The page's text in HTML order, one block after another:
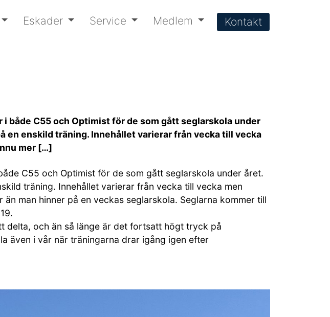
Eskader Service Medlem Kontakt
både C55 och Optimist för de som gått seglarskola under
en enskild träning. Innehållet varierar från vecka till vecka
mer […]
C55 och Optimist för de som gått seglarskola under året.
träning. Innehållet varierar från vecka till vecka men
man hinner på en veckas seglarskola. Seglarna kommer till
delta, och än så länge är det fortsatt högt tryck på
även i vår när träningarna drar igång igen efter